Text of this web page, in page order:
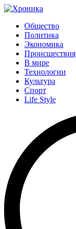
Общество
Политика
Экономика
Происшествия
В мире
Технологии
Культура
Спорт
Life Style